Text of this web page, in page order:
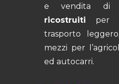
e vendita di
ricostruiti per
trasporto
mezzi per
ed autocarri.